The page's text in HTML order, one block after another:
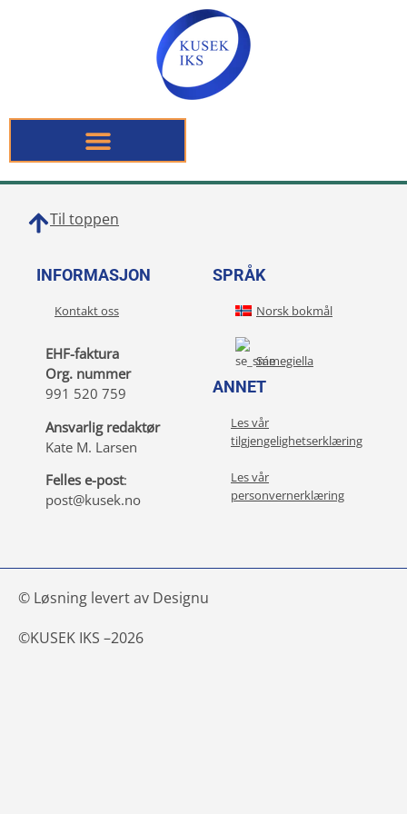
Til toppen
INFORMASJON
Kontakt oss
EHF-faktura
Org. nummer
991 520 759
Ansvarlig redaktør
Kate M. Larsen
Felles e-post:
post@kusek.no
SPRÅK
Norsk bokmål
Sámegiella
ANNET
Les vår
tilgjengelighetserklæring
Les vår
personvernerklæring
© Løsning levert av Designu
©KUSEK IKS –2026